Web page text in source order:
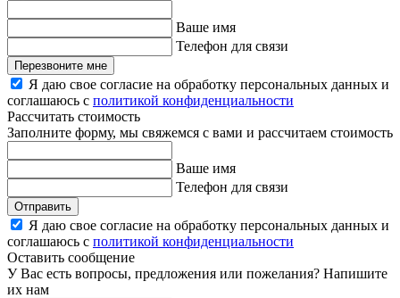
Ваше имя
Телефон для связи
Перезвоните мне
Я даю свое согласие на обработку персональных данных и
соглашаюсь с политикой конфиденциальности
Рассчитать стоимость
Заполните форму, мы свяжемся с вами и рассчитаем стоимость
Ваше имя
Телефон для связи
Отправить
Я даю свое согласие на обработку персональных данных и
соглашаюсь с политикой конфиденциальности
Оставить сообщение
У Вас есть вопросы, предложения или пожелания? Напишите
их нам